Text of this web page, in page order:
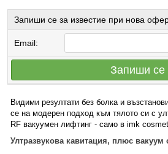
Запиши се за известие при нова
Email:
Запиши се
Видими резултати без болка и
се на модерен подход към тялото си с
RF вакуумен лифтинг - само в imk
Ултразвукова кавитация, плюс вакуум